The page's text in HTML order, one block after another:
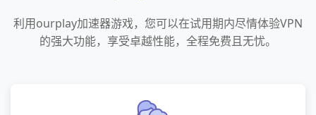
利用ourplay加速器游戏，您可以在试用期内尽情体验VPN
的强大功能，享受卓越性能，全程免费且无忧。